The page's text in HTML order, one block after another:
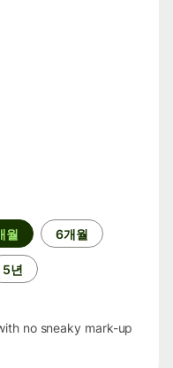
월 6개월
5년
no sneaky mark-up